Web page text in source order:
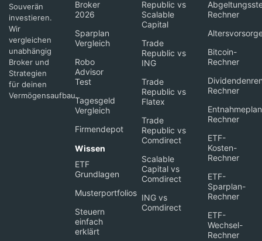
Souverän
investieren.
Wir
vergleichen
unabhängig
Broker und
Strategien
für deinen
Vermögensaufbau.
Broker
2026
Sparplan
Vergleich
Robo
Advisor
Test
Tagesgeld
Vergleich
Firmendepot
Wissen
ETF
Grundlagen
Musterportfolios
Steuern
einfach
erklärt
Republic vs
Scalable
Capital
Trade
Republic vs
ING
Trade
Republic vs
Flatex
Trade
Republic vs
Comdirect
Scalable
Capital vs
Comdirect
ING vs
Comdirect
Rechner
Bitcoin-
Rechner
Rechner
Rechner
ETF-
Kosten-
Rechner
ETF-
Sparplan-
Rechner
ETF-
Wechsel-
Rechner